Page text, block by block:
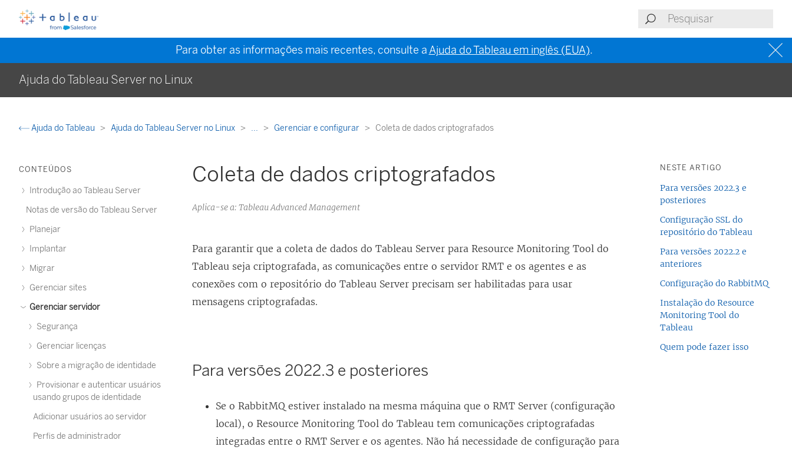
Para obter as informações mais recentes, consulte aAjuda do Tableau em inglês (EUA).
Ajuda do Tableau Server no Linux
Ajuda do Tableau Ajuda do Tableau Server no Linux ... Gerenciar e configurar Coleta de dados criptografados
CONTEÚDOS
Introdução ao Tableau Server
Notas de versão do Tableau Server
Planejar
Implantar
Migrar
Gerenciar sites
Gerenciar servidor
Segurança
Gerenciar licenças
Sobre a migração de identidade
Provisionar e autenticar usuários
usando grupos de identidade
Adicionar usuários ao servidor
Perfis de administrador
Coleta de dados criptografados
Aplica-se a: Tableau Advanced Management
Para garantir que a coleta de dados do Tableau Server paraResource Monitoring Tool do
Tableau seja criptografada, as comunicações entre o servidor RMT e os agentes e as
conexões com o repositório do Tableau Server precisam ser habilitadas para usar
mensagens criptografadas.
Para versões 2022.3 e posteriores
Se o RabbitMQ estiver instalado na mesma máquina que o RMT Server (configuração
local), oResource Monitoring Tool do Tableau tem comunicações criptografadas
integradas entre o RMT Server e os agentes. Não há necessidade de configuração para
NESTE ARTIGO
Para versões 2022.3 e
posteriores
Configuração SSL do
repositório do Tableau
Para versões 2022.2 e
anteriores
Configuração do RabbitMQ
Instalação do Resource
Monitoring Tool do
Tableau
Quem pode fazer isso